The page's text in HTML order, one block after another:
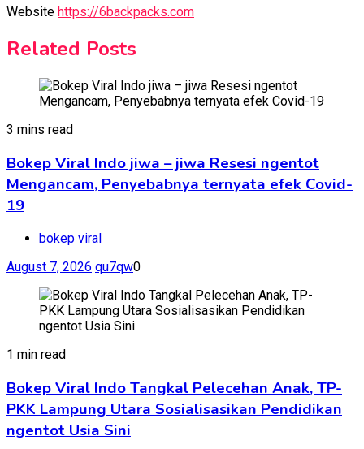
Website https://6backpacks.com
Related Posts
3 mins read
Bokep Viral Indo jiwa – jiwa Resesi ngentot
Mengancam, Penyebabnya ternyata efek Covid-
19
bokep viral
August 7, 2026 qu7qw0
1 min read
Bokep Viral Indo Tangkal Pelecehan Anak, TP-
PKK Lampung Utara Sosialisasikan Pendidikan
ngentot Usia Sini